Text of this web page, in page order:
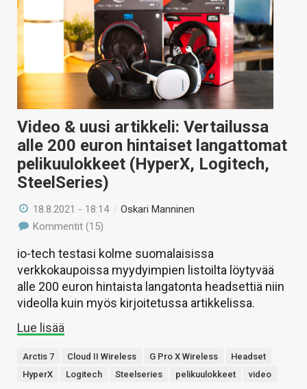
Video & uusi artikkeli: Vertailussa
alle 200 euron hintaiset langattomat
pelikuulokkeet (HyperX, Logitech,
SteelSeries)
18.8.2021 - 18:14 /Oskari Manninen
Kommentit (15)
io-tech testasi kolme suomalaisissa
verkkokaupoissa myydyimpien listoilta löytyvää
alle 200 euron hintaista langatonta headsettiä niin
videolla kuin myös kirjoitetussa artikkelissa.
Lue lisää
Arctis 7 Cloud II Wireless G Pro X Wireless
Headset
HyperX
Logitech Steelseries pelikuulokkeet video